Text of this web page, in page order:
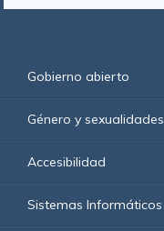
Gobierno abierto
Género y sexualidades
Accesibilidad
Sistemas Informáticos